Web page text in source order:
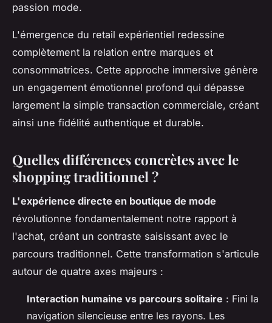
passion mode.
L'émergence du retail expérientiel redessine
complètement la relation entre marques et
consommatrices. Cette approche immersive génère
un engagement émotionnel profond qui dépasse
largement la simple transaction commerciale, créant
ainsi une fidélité authentique et durable.
Quelles différences concrètes avec le
shopping traditionnel ?
L'expérience directe en boutique de mode
révolutionne fondamentalement notre rapport à
l'achat, créant un contraste saisissant avec le
parcours traditionnel. Cette transformation s'articule
autour de quatre axes majeurs :
Interaction humaine vs parcours solitaire : Fini la
navigation silencieuse entre les rayons. Les